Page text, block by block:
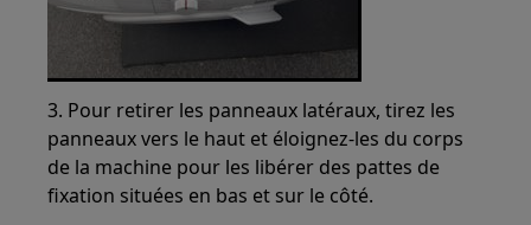
3. Pour retirer les panneaux latéraux, tirez les
panneaux vers le haut et éloignez-les du corps
de la machine pour les libérer des pattes de
fixation situées en bas et sur le côté.